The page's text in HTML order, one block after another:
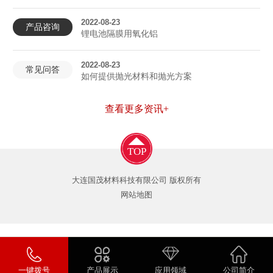
产品咨询
2022-08-23
锂电池隔膜用氧化铝
常见问答
2022-08-23
如何提供抛光材料和抛光方案
查看更多资讯+
TOP
大连国茂材料科技有限公司 版权所有
网站地图
一键拨号 产品展示 应用领域 公司简介